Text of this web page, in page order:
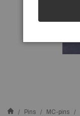
Pins MC-pins